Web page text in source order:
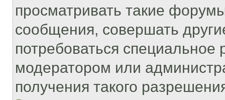
просматривать такие
сообщения, совершать
потребоваться
модератором или
получения такого